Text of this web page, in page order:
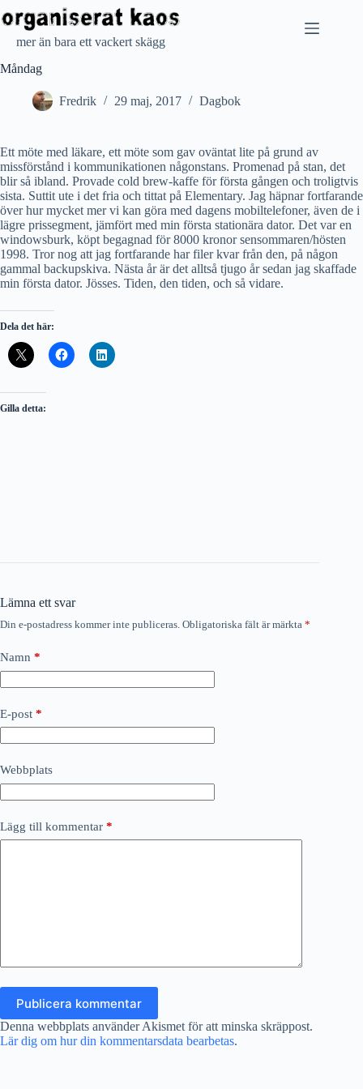
till
innehållmer än bara ett vackert skägg
Måndag
Fredrik 29 maj, 2017 Dagbok
Ett möte med läkare, ett möte som gav oväntat lite på grund av
missförstånd i kommunikationen någonstans. Promenad på stan, det
blir så ibland. Provade cold brew-kaffe för första gången och troligtvis
sista. Suttit ute i det fria och tittat på Elementary. Jag häpnar fortfarande
över hur mycket mer vi kan göra med dagens mobiltelefoner, även de i
lägre prissegment, jämfört med min första stationära dator. Det var en
windowsburk, köpt begagnad för 8000 kronor sensommaren/hösten
1998. Tror nog att jag fortfarande har filer kvar från den, på någon
gammal backupskiva. Nästa år är det alltså tjugo år sedan jag skaffade
min första dator. Jösses. Tiden, den tiden, och så vidare.
Dela det här:
Gilla detta:
Lämna ett svar
Din e-postadress kommer inte publiceras. Obligatoriska fält är märkta *
Namn *
E-post *
Webbplats
Lägg till kommentar *
Publicera kommentar
Denna webbplats använder Akismet för att minska skräppost.
Lär dig om hur din kommentarsdata bearbetas.